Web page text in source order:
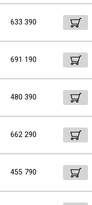
633 390
691 190
480 390
662 290
455 790